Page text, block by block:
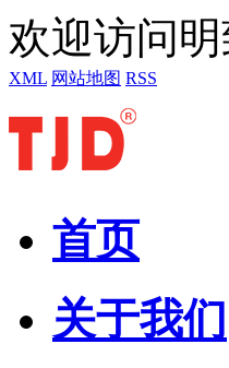
欢迎访问
XML 网站地图 RSS
首页
关于我们